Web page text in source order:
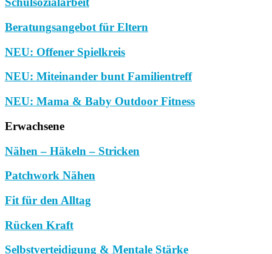
Beratungsangebot für Eltern
NEU: Offener Spielkreis
NEU: Miteinander bunt Familientreff
NEU: Mama & Baby Outdoor Fitness
Erwachsene
Nähen – Häkeln – Stricken
Patchwork Nähen
Fit für den Alltag
Rücken Kraft
Selbstverteidigung & Mentale Stärke